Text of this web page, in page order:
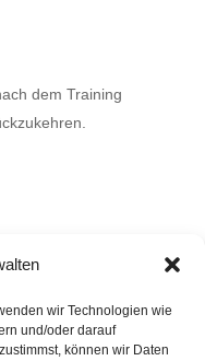
wir Technologien wie
und/oder darauf
können wir Daten
dem Training